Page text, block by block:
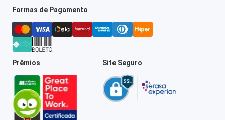
Formas de Pagamento
Prêmios Site Seguro